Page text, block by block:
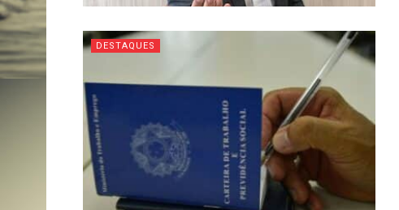
DESTAQUES